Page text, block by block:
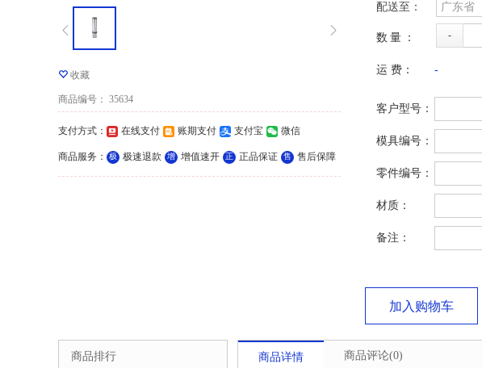
收藏
商品编号 ： 35634
支付方式 ： 在线支付 账期支付 支付宝 微信
商品服务 ： 极 极速退款 增 增值速开 正 正品保证 售 售后保障
配送至： 广东省
数量： -
运 费： -
客户型号：
模具编号：
零件编号：
材质：
备注：
加入购物车
商品排行 商品详情 商品评论(0)